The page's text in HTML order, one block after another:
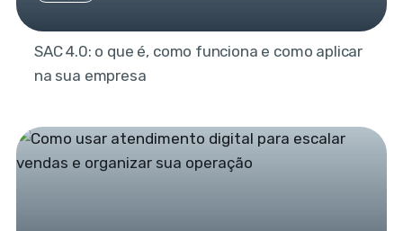
SAC 4.0: o que é, como funciona e como aplicar
na sua empresa